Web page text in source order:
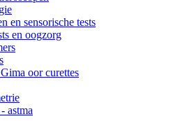
en sensorische tests
en oogzorg
oor curettes
astma